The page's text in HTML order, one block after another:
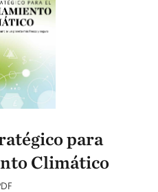
para
Climático